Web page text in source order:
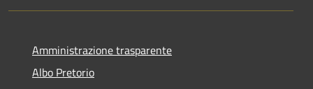
Amministrazione trasparente
Albo Pretorio